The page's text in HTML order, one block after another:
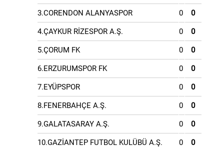
3.CORENDON ALANYASPOR 0 0
4.ÇAYKUR RİZESPOR A.Ş. 0 0
5.ÇORUM FK 0 0
6.ERZURUMSPOR FK 0 0
7.EYÜPSPOR 0 0
8.FENERBAHÇE A.Ş. 0 0
9.GALATASARAY A.Ş. 0 0
10.GAZİANTEP FUTBOL KULÜBÜ A.Ş. 0 0